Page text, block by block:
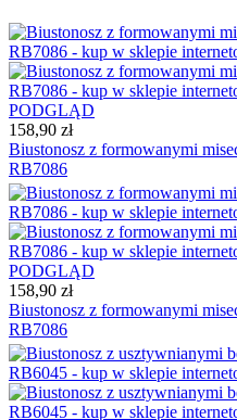
PODGLĄD
158,90 zł
Biustonosz z formowanymi
RB7086
PODGLĄD
158,90 zł
Biustonosz z formowanymi
RB7086